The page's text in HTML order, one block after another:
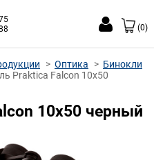
(0)
Оптика
Бинокли
Praktica Falcon 10x50
10x50 черный